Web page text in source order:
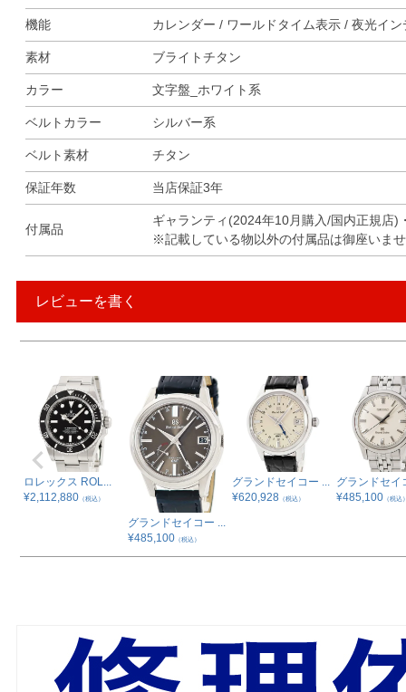
機能 カレンダー / ワールドタイム表示 / 夜光イン
素材 ブライトチタン
カラー 文字盤_ホワイト系
ベルトカラー シルバー系
ベルト素材 チタン
保証年数 当店保証3年
付属品
ギャランティ(2024年10月購入/国内正規店
※記載している物以外の付属品は御座いま
レビューを書く
ロレックス ROL...
¥2,112,880 （税込）
グランドセイコー ...
¥485,100 （税込）
グランドセイコー ...
¥620,928 （税込）
グランドセイ
¥485,100 （税込